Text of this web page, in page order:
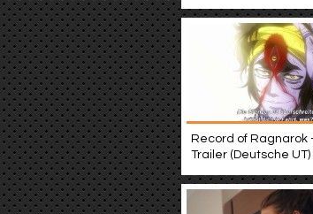
Record of Ragnarok
Trailer (Deutsche UT)